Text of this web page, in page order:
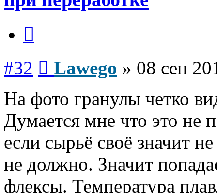
#32 Lawego » 08 сен
На фото гранулы четко
Думается мне что это не
если сырьё своё значит
не должно. Значит
флексы. Температура